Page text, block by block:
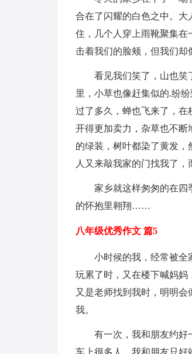
合在了闪耀的白色之中。大
住，几个人穿上雨靴聚集
击着我们的脸颊，但我们
看见我们笑了，山也笑
里，小草也像赶集似的.纷
过了多久，蝉也飞来了，在
开得更加卖力，杂草也不
的绿装，树叶都染了黄发，
人又来敲我家的门找我了
家乡就这样匆匆的在四
的怀抱里翱翔……
八年级优秀作文 篇5
小时候的我，经常被全
玩累了时，又在楼下喊妈妈
又是老师找到我时，明明
我。
有一次，我和朋友约好
车上很多人，我和朋友只好